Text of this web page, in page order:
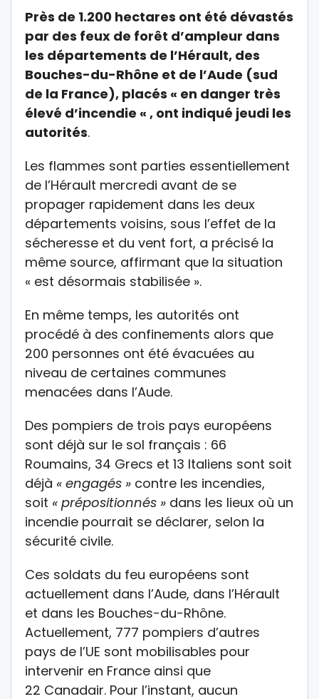
Près de 1.200 hectares ont été dévastés
par des feux de forêt d’ampleur dans
les départements de l’Hérault, des
Bouches-du-Rhône et de l’Aude (sud
de la France), placés « en danger très
élevé d’incendie « , ont indiqué jeudi les
autorités.
Les flammes sont parties essentiellement
de l’Hérault mercredi avant de se
propager rapidement dans les deux
départements voisins, sous l’effet de la
sécheresse et du vent fort, a précisé la
même source, affirmant que la situation
« est désormais stabilisée ».
En même temps, les autorités ont
procédé à des confinements alors que
200 personnes ont été évacuées au
niveau de certaines communes
menacées dans l’Aude.
Des pompiers de trois pays européens
sont déjà sur le sol français : 66
Roumains, 34 Grecs et 13 Italiens sont soit
déjà « engagés » contre les incendies,
soit « prépositionnés » dans les lieux où un
incendie pourrait se déclarer, selon la
sécurité civile.
Ces soldats du feu européens sont
actuellement dans l’Aude, dans l’Hérault
et dans les Bouches-du-Rhône.
Actuellement, 777 pompiers d’autres
pays de l’UE sont mobilisables pour
intervenir en France ainsi que
22 Canadair. Pour l’instant, aucun